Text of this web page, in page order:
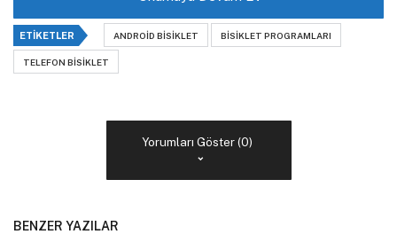
ETIKETLER ANDROID BISIKLET BISIKLET PROGRAMLARI
TELEFON BISIKLET
Yorumları Göster (0)
BENZER YAZILAR